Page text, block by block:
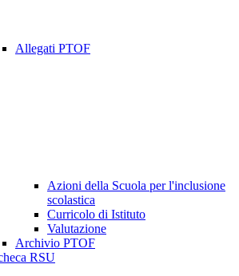
Allegati PTOF
Azioni della Scuola per l'inclusione
scolastica
Curricolo di Istituto
Valutazione
Archivio PTOF
RSU